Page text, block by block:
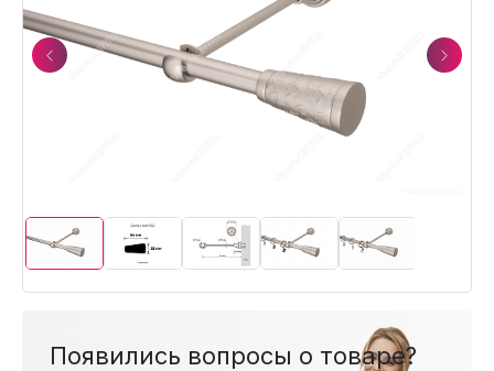
Previous Next
Появились вопросы о товаре?